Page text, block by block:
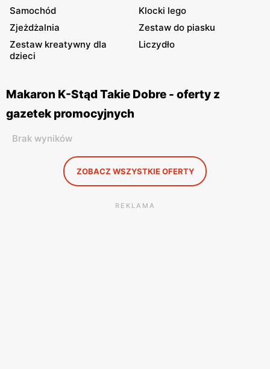
Samochód
Klocki lego
Zjeżdżalnia
Zestaw do piasku
Zestaw kreatywny dla
dzieci
Liczydło
Makaron K-Stąd Takie Dobre - oferty z
gazetek promocyjnych
Brak wyników
ZOBACZ WSZYSTKIE OFERTY
REKLAMA